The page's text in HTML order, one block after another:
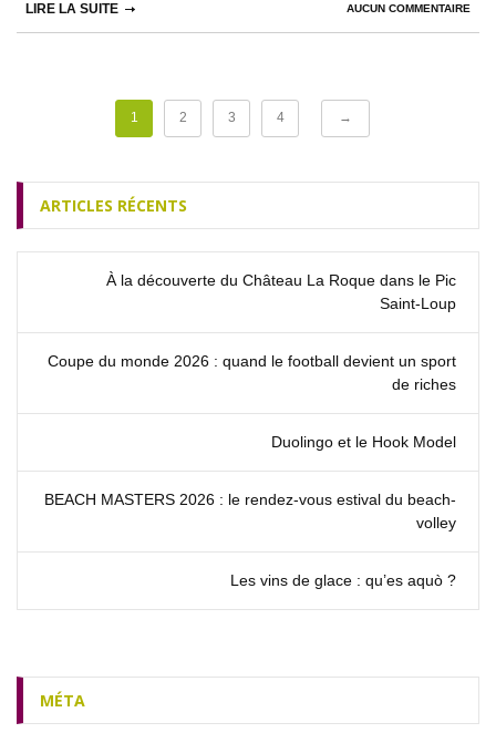
AUCUN COMMENTAIRE
LIRE LA SUITE
1 2 3 4 →
ARTICLES RÉCENTS
À la découverte du Château La Roque dans le Pic
Saint‑Loup
Coupe du monde 2026 : quand le football devient un sport
de riches
Duolingo et le Hook Model
BEACH MASTERS 2026 : le rendez‑vous estival du beach-
volley
Les vins de glace : qu’es aquò ?
MÉTA